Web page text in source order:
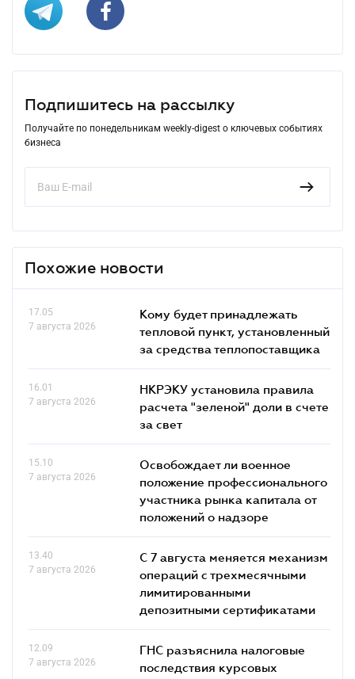
Подпишитесь на рассылку
Получайте по понедельникам weekly-digest о ключевых событиях
бизнеса
Похожие новости
17.05
7 августа 2026
Кому будет принадлежать
тепловой пункт, установленный
за средства теплопоставщика
16.01
7 августа 2026
НКРЭКУ установила правила
расчета "зеленой" доли в счете
за свет
15.10
7 августа 2026
Освобождает ли военное
положение профессионального
участника рынка капитала от
положений о надзоре
13.40
7 августа 2026
С 7 августа меняется механизм
операций с трехмесячными
лимитированными
депозитными сертификатами
12.09
7 августа 2026
ГНС разъяснила налоговые
последствия курсовых